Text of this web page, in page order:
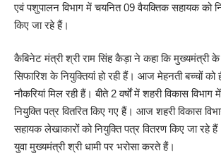
एवं पशुपालन विभाग में चयनित 09 वैयक्तिक सहायक को
किए जा रहे हैं।
कैबिनेट मंत्री श्री राम सिंह कैड़ा ने कहा कि मुख्यमंत्री के
सिफारिश के नियुक्तियां हो रही हैं। आज मेहनती बच्चों को
नौकरियां मिल रही हैं। बीते 2 वर्षों में शहरी विकास विभाग
नियुक्ति पत्र वितरित किए गए हैं। आज शहरी विकास
सहायक लेखाकारों को नियुक्ति पत्र वितरण किए जा रहे
युवा मुख्यमंत्री श्री धामी पर भरोसा करते हैं।